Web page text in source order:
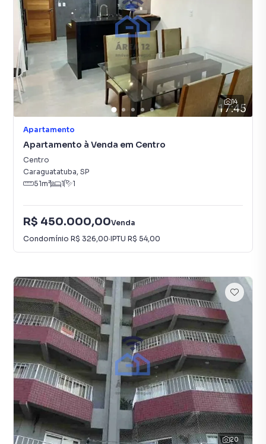
14
Apartamento
Apartamento à Venda em Centro
Centro
Caraguatatuba, SP
51m² 1 1
R$ 450.000,00Venda
Condomínio R$ 326,00·IPTU R$ 54,00
20